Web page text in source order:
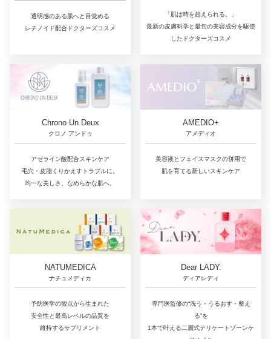
透明感のある肌へと目覚める
レチノイド配合ドクターズコスメ
「肌は時を超えられる。」
最新の皮膚科学と最旬の美容成分を駆使
したドクターズコスメ
Chrono Un Deux
クロノ アンドゥ
アゼライン酸配合スキンケア
毛穴・皮脂くりかえすトラブルに。
均一な美しさ、なめらかな肌へ。
AMEDIO+
アメディオ
美容液とフェイスマスクの併用で
肌を育てる新しいスキンケア
NATUMEDICA
ナチュメディカ
予防医学の観点から生まれた
安全性と最高レベルの品質を
維持するサプリメント
Dear LADY.
ディアレディ
専門医監修の“洗う・うるおす・整え
る”を
1本で叶える二層式デリケートゾーンケ